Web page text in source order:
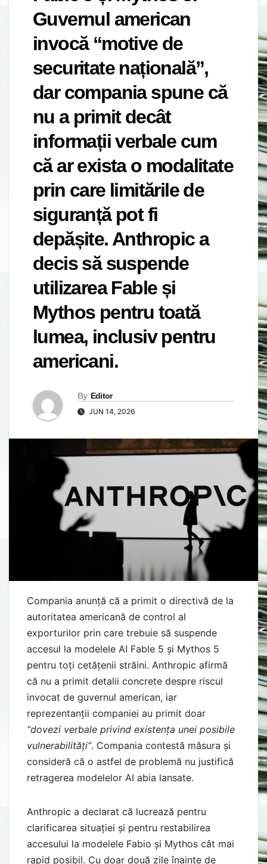
Guvernul american
invocă “motive de
securitate națională”,
dar compania spune că
nu a primit decât
informații verbale cum
că ar exista o modalitate
prin care limitările de
siguranță pot fi
depășite. Anthropic a
decis să suspende
utilizarea Fable și
Mythos pentru toată
lumea, inclusiv pentru
americani.
By Editor
JUN 14, 2026
Compania anunță că a primit o directivă de la
autoritatea americană de control al
exporturilor prin care trebuie să suspende
accesul la modelele AI Fable 5 și Mythos 5
pentru toți cetățenii străini. Anthropic afirmă
că nu a primit detalii concrete despre riscul
invocat de guvernul american, iar
reprezentanții companiei au primit doar
“dovezi verbale privind existența unei posibile
vulnerabilități”. Compania contestă măsura și
consideră că o astfel de problemă nu justifică
retragerea modelelor AI abia lansate.
Anthropic a declarat că lucrează pentru
clarificarea situației și pentru restabilirea
accesului la modelele Fabio și Mythos cât mai
rapid posibil. Cu doar două zile înainte de